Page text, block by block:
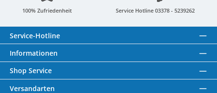
100% Zufriedenheit Service Hotline 03378 - 5239262
Service-Hotline
Informationen
Shop Service
Versandarten